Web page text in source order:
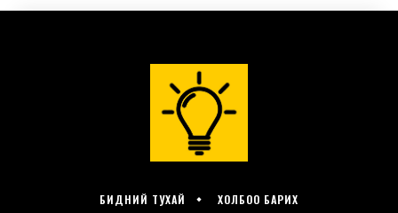
БИДНИЙ ТУХАЙ ХОЛБОО БАРИХ